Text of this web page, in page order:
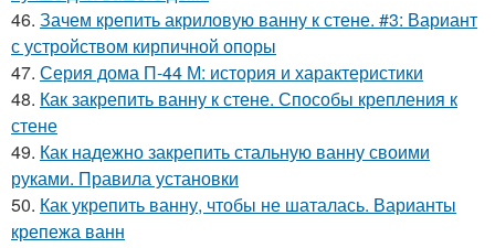
46. Зачем крепить акриловую ванну к стене. #3: Вариант
с устройством кирпичной опоры
47. Серия дома П-44 М: история и характеристики
48. Как закрепить ванну к стене. Способы крепления к
стене
49. Как надежно закрепить стальную ванну своими
руками. Правила установки
50. Как укрепить ванну, чтобы не шаталась. Варианты
крепежа ванн